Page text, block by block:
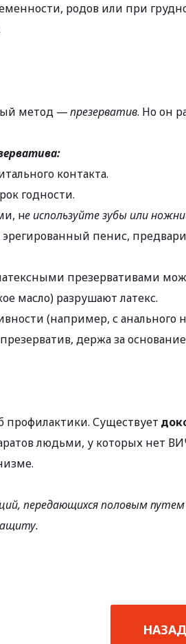
родов или при
метод — презерватив. Но он
контакта.
годности.
не используйте зубы или
пенис,
презервативами
масло) разрушают латекс.
(например, с
держа за
Существует
людьми, у которых нет
передающихся половым
НАЗАД